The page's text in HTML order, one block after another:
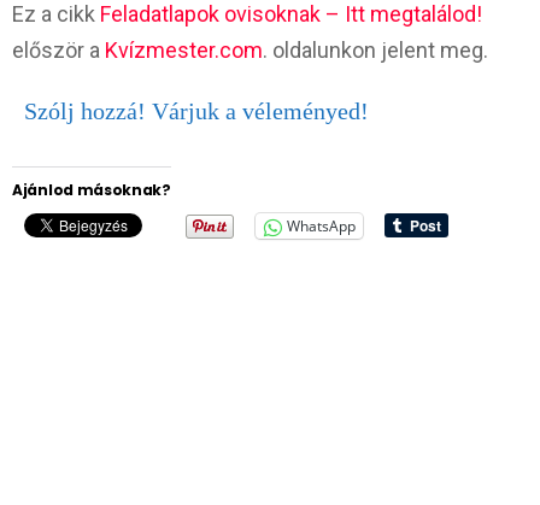
Ez a cikk Feladatlapok ovisoknak – Itt megtalálod!
először a Kvízmester.com. oldalunkon jelent meg.
Szólj hozzá! Várjuk a véleményed!
Ajánlod másoknak?
WhatsApp